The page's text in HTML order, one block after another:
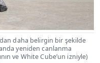
daha belirgin bir şekilde
yeniden canlanma
ve White Cube’un izniyle)